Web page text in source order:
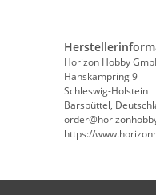
Horizon Hobby
Hanskampring 9
Schleswig-Holstein
Barsbüttel,
https://